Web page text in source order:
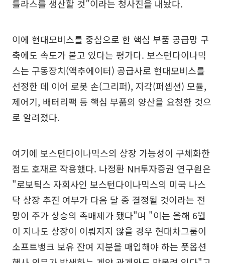
틀라스를 생산할 것”이라는 청사진을 내놨다.
이에 현대모비스를 중심으로 한 핵심 부품 공급망 구
축에도 속도가 붙고 있다는 평가다. 보스턴다이나믹
스는 구동장치(액추에이터) 공급사로 현대모비스를
선정한 데 이어 로봇 손(그리퍼), 지각(퍼셉션) 모듈,
제어기, 배터리팩 등 핵심 부품의 양산을 요청한 것으
로 알려졌다.
여기에 보스턴다이나믹스의 상장 가능성이 구체화한
점도 호재로 작용했다. 나정환 NH투자증권 연구원은
"로보틱스 자회사인 보스턴다이나믹스의 미국 나스
닥 상장 추진 여부가 다음 달 중 결정될 것이라는 전
망이 주가 상승의 촉매제가 됐다"며 "이는 올해 6월
이 지나도 상장이 이뤄지지 않을 경우 현대차그룹이
소프트뱅크 보유 잔여 지분을 매입해야 하는 풋옵션